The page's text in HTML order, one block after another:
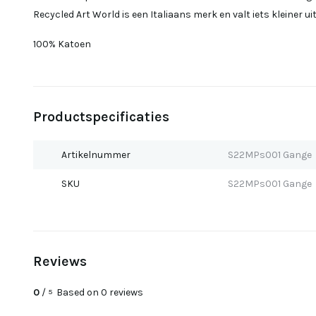
Recycled Art World is een Italiaans merk en valt iets kleiner
100% Katoen
Productspecificaties
Artikelnummer S22MPs001 Gange
SKU S22MPs001 Gange
Reviews
0 / 5 Based on 0 reviews